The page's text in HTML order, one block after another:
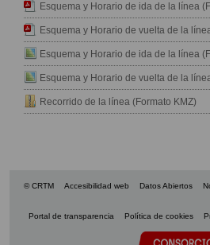
Esquema y Horario de ida de la línea
Esquema y Horario de vuelta de la
Esquema y Horario de ida de la línea
Esquema y Horario de vuelta de la
Recorrido de la línea (Formato KMZ)
© CRTM Accesibilidad web Datos Abiertos
Portal de transparencia Política de cookies